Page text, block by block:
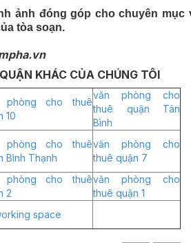
ảnh đóng góp cho chuyên
tòa soạn.
KHÁC CỦA CHÚNG TÔI
phòng cho thuê
10
văn phòng cho
thuê quận Tân
Bình
phòng cho thuê
Bình Thạnh
văn phòng cho
thuê quận 7
phòng cho thuê
2
văn phòng cho
thuê quận 1
space